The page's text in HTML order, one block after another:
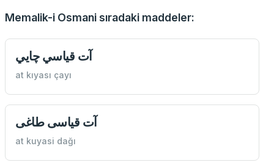
Memalik-i Osmani sıradaki maddeler:
آت قياسي چايي
at kıyası çayı
آت قياسی طاغی
at kuyasi dağı